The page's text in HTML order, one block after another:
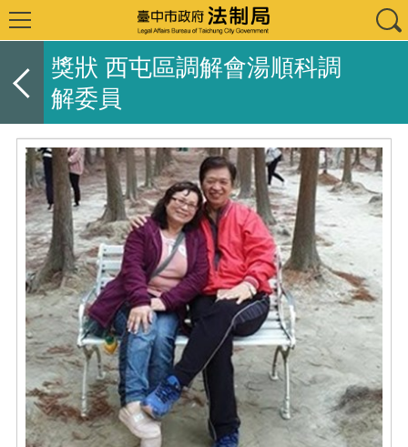
獎狀 西屯區調解會湯順科調
解委員